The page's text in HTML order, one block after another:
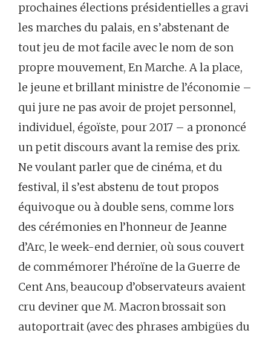
prochaines élections présidentielles a gravi
les marches du palais, en s’abstenant de
tout jeu de mot facile avec le nom de son
propre mouvement, En Marche. A la place,
le jeune et brillant ministre de l’économie –
qui jure ne pas avoir de projet personnel,
individuel, égoïste, pour 2017 – a prononcé
un petit discours avant la remise des prix.
Ne voulant parler que de cinéma, et du
festival, il s’est abstenu de tout propos
équivoque ou à double sens, comme lors
des cérémonies en l’honneur de Jeanne
d’Arc, le week-end dernier, où sous couvert
de commémorer l’héroïne de la Guerre de
Cent Ans, beaucoup d’observateurs avaient
cru deviner que M. Macron brossait son
autoportrait (avec des phrases ambigües du